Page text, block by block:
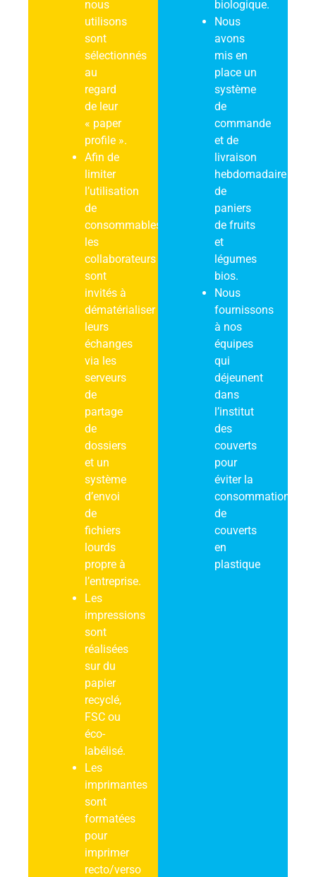
nous
utilisons
sont
sélectionnés
au
regard
de leur
« paper
profile ».
Afin de
limiter
l’utilisation
de
consommables,
les
collaborateurs
sont
invités à
dématérialiser
leurs
échanges
via les
serveurs
de
partage
de
dossiers
et un
système
d’envoi
de
fichiers
lourds
propre à
l’entreprise.
Les
impressions
sont
réalisées
sur du
papier
recyclé,
FSC ou
éco-
labélisé.
Les
imprimantes
sont
formatées
pour
imprimer
recto/verso
biologique.
Nous
avons
mis en
place un
système
de
commande
et de
livraison
hebdomadaire
de
paniers
de fruits
et
légumes
bios.
Nous
fournissons
à nos
équipes
qui
déjeunent
dans
l’institut
des
couverts
pour
éviter la
consommation
de
couverts
en
plastique